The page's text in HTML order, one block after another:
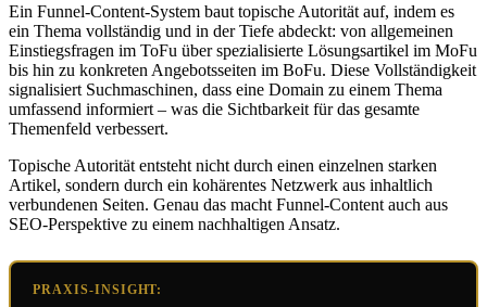
Ein Funnel-Content-System baut topische Autorität auf, indem es
ein Thema vollständig und in der Tiefe abdeckt: von allgemeinen
Einstiegsfragen im ToFu über spezialisierte Lösungsartikel im MoFu
bis hin zu konkreten Angebotsseiten im BoFu. Diese Vollständigkeit
signalisiert Suchmaschinen, dass eine Domain zu einem Thema
umfassend informiert – was die Sichtbarkeit für das gesamte
Themenfeld verbessert.
Topische Autorität entsteht nicht durch einen einzelnen starken
Artikel, sondern durch ein kohärentes Netzwerk aus inhaltlich
verbundenen Seiten. Genau das macht Funnel-Content auch aus
SEO-Perspektive zu einem nachhaltigen Ansatz.
PRAXIS-INSIGHT: